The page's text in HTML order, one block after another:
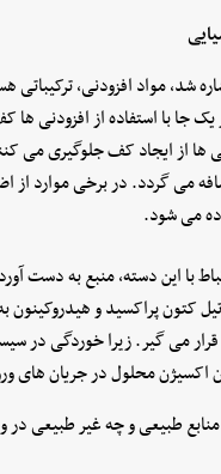
شد, مواد افزودنی,
جا با استفاده از افزودنی
ها از ایجاد کف جلوگیری می
می گردد. در برخی موارد از
می شود.
با این دسته, منبع به دست
کتون پراکسید و
می گیر. زیرا خوردگی در
اکسیژن محلول در جریان
طبیعی و چه غیر طبیعی در